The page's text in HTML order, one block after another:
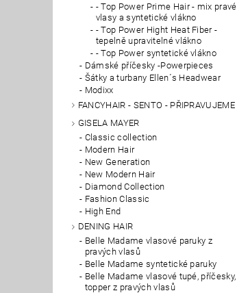
- Top Power Prime Hair - mix pravé
vlasy a syntetické vlákno
- Top Power Hight Heat Fiber -
tepelně upravitelné vlákno
- Top Power syntetické vlákno
Dámské příčesky -Powerpieces
Šátky a turbany Ellen´s Headwear
Modixx
FANCYHAIR - SENTO - PŘIPRAVUJEME
GISELA MAYER
Classic collection
Modern Hair
New Generation
New Modern Hair
Diamond Collection
Fashion Classic
High End
DENING HAIR
Belle Madame vlasové paruky z
pravých vlasů
Belle Madame syntetické paruky
Belle Madame vlasové tupé, příčesky,
topper z pravých vlasů